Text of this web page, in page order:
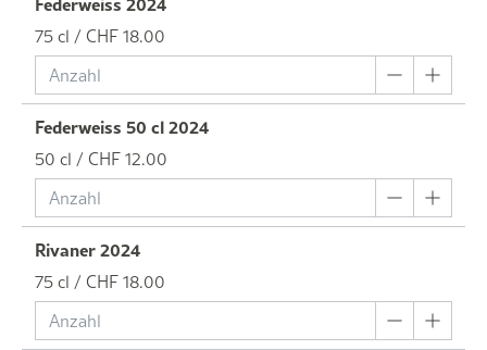
75 cl / CHF 18.00
Federweiss 50 cl 2024
50 cl / CHF 12.00
Rivaner 2024
75 cl / CHF 18.00